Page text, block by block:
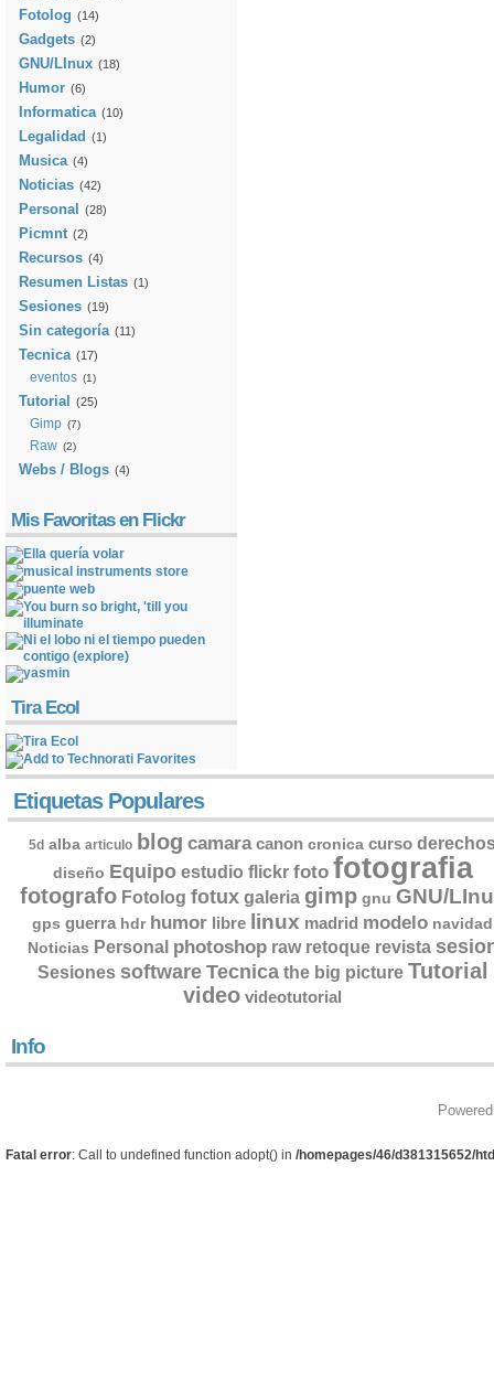
Fotolog (14)
Gadgets (2)
GNU/LInux (18)
Humor (6)
Informatica (10)
Legalidad (1)
Musica (4)
Noticias (42)
Personal (28)
Picmnt (2)
Recursos (4)
Resumen Listas (1)
Sesiones (19)
Sin categoría (11)
Tecnica (17)
eventos (1)
Tutorial (25)
Gimp (7)
Raw (2)
Webs / Blogs (4)
Mis Favoritas en Flickr
Tira Ecol
Etiquetas Populares
5d alba articulo blog camara canon cronica curso
diseño Equipo estudio flickr foto fotografia
fotografo Fotolog fotux galeria gimp gnu GNU/
gps guerra hdr humor libre linux madrid modelo navidad
Noticias Personal photoshop raw retoque revista
Sesiones software Tecnica the big picture Tutorial
video videotutorial
Info
Fatal error: Call to undefined function adopt() in /homepages/46/d381315652/